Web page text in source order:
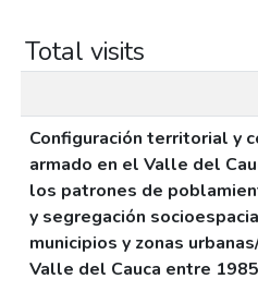
Total visits
Configuración territorial y
armado en el Valle del
los patrones de
y segregación
municipios y zonas
Valle del Cauca entre